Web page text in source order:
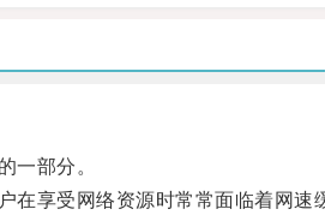
部分。
享受网络资源时常常面临着网速